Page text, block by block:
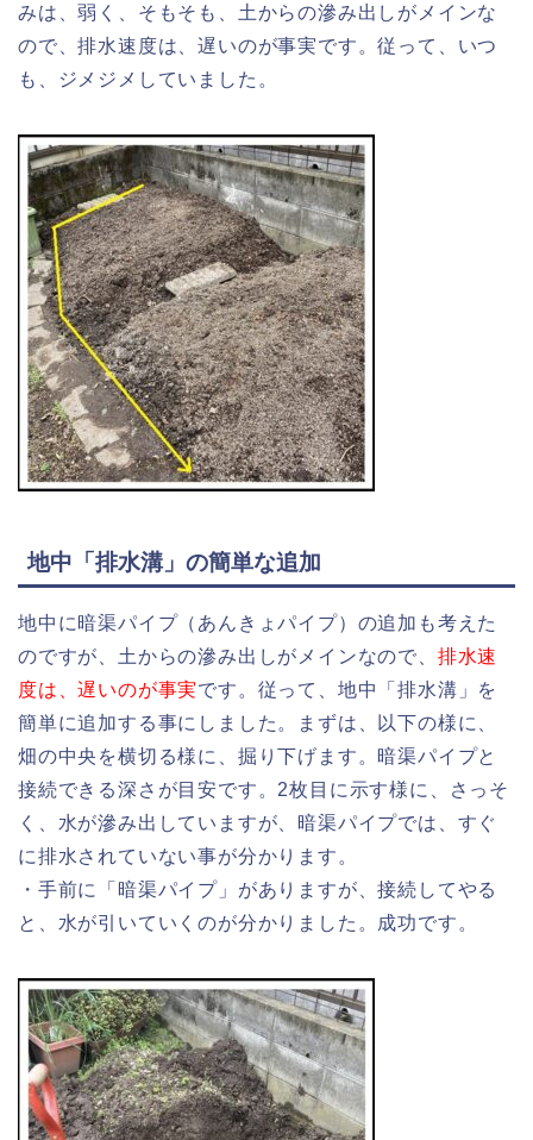
みは、弱く、そもそも、土からの滲み出しがメインな
ので、排水速度は、遅いのが事実です。従って、いつ
も、ジメジメしていました。
地中「排水溝」の簡単な追加
地中に暗渠パイプ（あんきょパイプ）の追加も考えた
のですが、土からの滲み出しがメインなので、 排水速
度は、遅いのが事実です。従って、地中「排水溝」を
簡単に追加する事にしました。まずは、以下の様に、
畑の中央を横切る様に、掘り下げます。暗渠パイプと
接続できる深さが目安です。2枚目に示す様に、さっそ
く、水が滲み出していますが、暗渠パイプでは、すぐ
に排水されていない事が分かります。
・手前に「暗渠パイプ」がありますが、接続してやる
と、水が引いていくのが分かりました。成功です。